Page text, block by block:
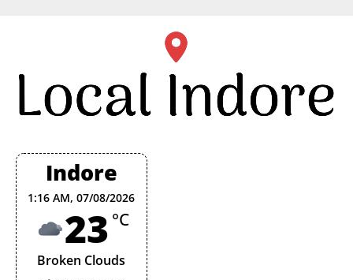
Indore
1:16 AM,07/08/2026
23 °C
Broken Clouds